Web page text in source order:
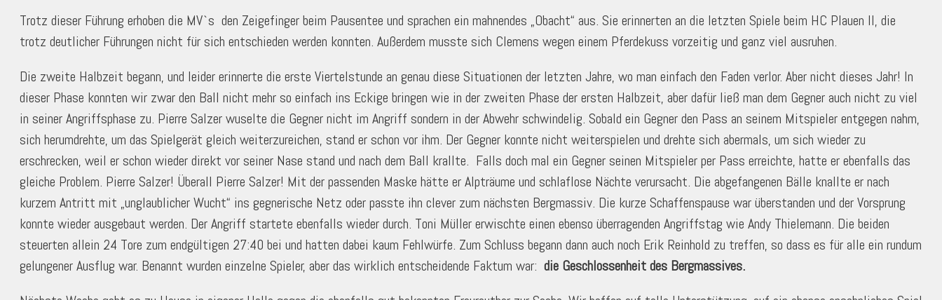
Trotz dieser Führung erhoben die MV`s den Zeigefinger beim Pausentee und sprachen ein mahnendes „Obacht“ aus. Sie erinnerten an die letzten Spiele beim HC Plauen II, die
trotz deutlicher Führungen nicht für sich entschieden werden konnten. Außerdem musste sich Clemens wegen einem Pferdekuss vorzeitig und ganz viel ausruhen.
Die zweite Halbzeit begann, und leider erinnerte die erste Viertelstunde an genau diese Situationen der letzten Jahre, wo man einfach den Faden verlor. Aber nicht dieses Jahr! In
dieser Phase konnten wir zwar den Ball nicht mehr so einfach ins Eckige bringen wie in der zweiten Phase der ersten Halbzeit, aber dafür ließ man dem Gegner auch nicht zu viel
in seiner Angriffsphase zu. Pierre Salzer wuselte die Gegner nicht im Angriff sondern in der Abwehr schwindelig. Sobald ein Gegner den Pass an seinem Mitspieler entgegen nahm,
sich herumdrehte, um das Spielgerät gleich weiterzureichen, stand er schon vor ihm. Der Gegner konnte nicht weiterspielen und drehte sich abermals, um sich wieder zu
erschrecken, weil er schon wieder direkt vor seiner Nase stand und nach dem Ball krallte. Falls doch mal ein Gegner seinen Mitspieler per Pass erreichte, hatte er ebenfalls das
gleiche Problem. Pierre Salzer! Überall Pierre Salzer! Mit der passenden Maske hätte er Alpträume und schlaflose Nächte verursacht. Die abgefangenen Bälle knallte er nach
kurzem Antritt mit „unglaublicher Wucht“ ins gegnerische Netz oder passte ihn clever zum nächsten Bergmassiv. Die kurze Schaffenspause war überstanden und der Vorsprung
konnte wieder ausgebaut werden. Der Angriff startete ebenfalls wieder durch. Toni Müller erwischte einen ebenso überragenden Angriffstag wie Andy Thielemann. Die beiden
steuerten allein 24 Tore zum endgültigen 27:40 bei und hatten dabei kaum Fehlwürfe. Zum Schluss begann dann auch noch Erik Reinhold zu treffen, so dass es für alle ein rundum
gelungener Ausflug war. Benannt wurden einzelne Spieler, aber das wirklich entscheidende Faktum war: die Geschlossenheit des Bergmassives.